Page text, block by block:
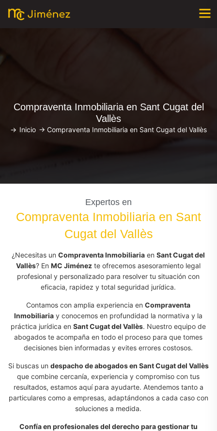
Compraventa Inmobiliaria en Sant Cugat del
Vallès
-> Inicio -> Compraventa Inmobiliaria en Sant Cugat del Vallès
Expertos en
Compraventa Inmobiliaria en Sant
Cugat del Vallès
¿Necesitas unCompraventa Inmobiliaria enSant Cugat del
Vallès? EnMC Jiménez te ofrecemos asesoramiento legal
profesional y personalizado para resolver tu situación con
eficacia, rapidez y total seguridad jurídica.
Contamos con amplia experiencia enCompraventa
Inmobiliaria y conocemos en profundidad la normativa y la
práctica jurídica enSant Cugat del Vallès. Nuestro equipo de
abogados te acompaña en todo el proceso para que tomes
decisiones bien informadas y evites errores costosos.
Si buscas un despacho de abogados en Sant Cugat del Vallès
que combine cercanía, experiencia y compromiso con tus
resultados, estamos aquí para ayudarte. Atendemos tanto a
particulares como a empresas, adaptándonos a cada caso con
soluciones a medida.
Confía en profesionales del derecho para gestionar tu